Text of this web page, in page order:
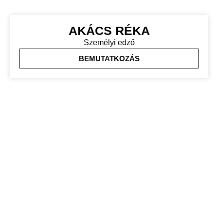
AKÁCS RÉKA
Személyi edző
BEMUTATKOZÁS